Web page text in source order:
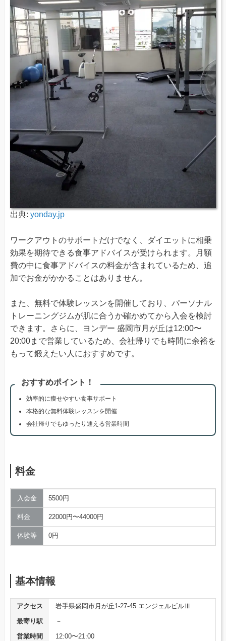
出典: yonday.jp
ワークアウトのサポートだけでなく、ダイエットに相乗
効果を期待できる食事アドバイスが受けられます。月額
費の中に食事アドバイスの料金が含まれているため、追
加でお金がかかることはありません。
また、無料で体験レッスンを開催しており、パーソナル
トレーニングジムが肌に合うか確かめてから入会を検討
できます。さらに、ヨンデー 盛岡市月が丘は12:00〜
20:00まで営業しているため、会社帰りでも時間に余裕を
もって鍛えたい人におすすめです。
おすすめポイント！
効率的に痩せやすい食事サポート
本格的な無料体験レッスンを開催
会社帰りでもゆったり通える営業時間
料金
入会金 5500円
料金 22000円〜44000円
体験等 0円
基本情報
アクセス
岩手県盛岡市月が丘1-27-45 エンジェルビルⅢ
最寄り駅
－
営業時間
12:00〜21:00